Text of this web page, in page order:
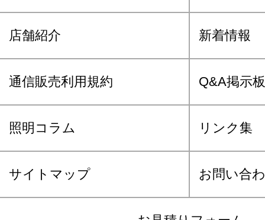
店舗紹介 新着情報
通信販売利用規約 Q&A掲示板
照明コラム リンク集
サイトマップ お問い合